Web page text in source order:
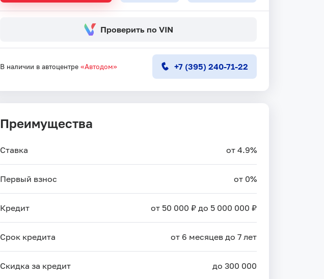
Проверить по VIN
В наличии в автоцентре «Автодом» +7 (395) 240-71-22
Преимущества
Ставка от 4.9%
Первый взнос от 0%
Кредит от 50 000 ₽ до 5 000 000 ₽
Срок кредита от 6 месяцев до 7 лет
Скидка за кредит до 300 000